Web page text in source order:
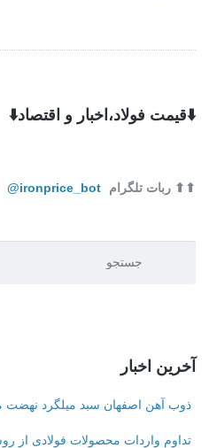
⬇️قیمت فولاد،اخبار و اقتصاد⬇️
⬆⬆ ربات تلگرام ironprice_bot@
آخرین اخبار
ذوب آهن اصفهان سبد میلگرد
تداوم واردات محصولات فولادی از